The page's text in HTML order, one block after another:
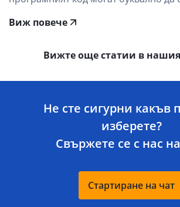
Виж повече
Вижте още статии в
Не сте сигурни какъв
изберете?
Свържете се с нас
Стартиране на чат